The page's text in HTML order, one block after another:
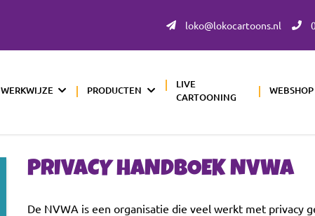
loko@lokocartoons.nl
WERKWIJZE PRODUCTEN
LIVE
CARTOONING
WEBSHOP
PRIVACY HANDBOEK NVWA
De NVWA is een organisatie die veel werkt met privacy